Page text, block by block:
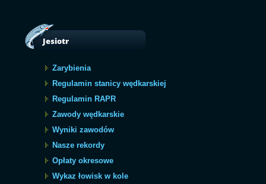
Jesiotr
Zarybienia
Regulamin stanicy wędkarskiej
Regulamin RAPR
Zawody wędkarskie
Wyniki zawodów
Nasze rekordy
Opłaty okresowe
Wykaz łowisk w kole